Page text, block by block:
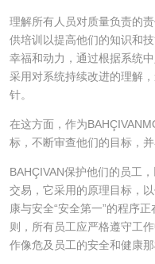
理解所有人员对质量负责的
供培训以提高他们的知识和
幸福和动力，通过根据系统
采用对系统持续改进的理解
针。
在这方面，作为
标，不断审查他们的目标，
BAHÇIVAN保护他们的员工
交易，它采用的原理目标，
康与安全“安全第一”的程序
则，所有员工应严格遵守工
作像危及员工的安全和健康那